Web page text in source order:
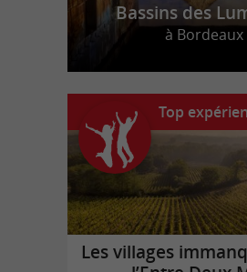
Bassins des
à Bordeaux
Top
Les villages